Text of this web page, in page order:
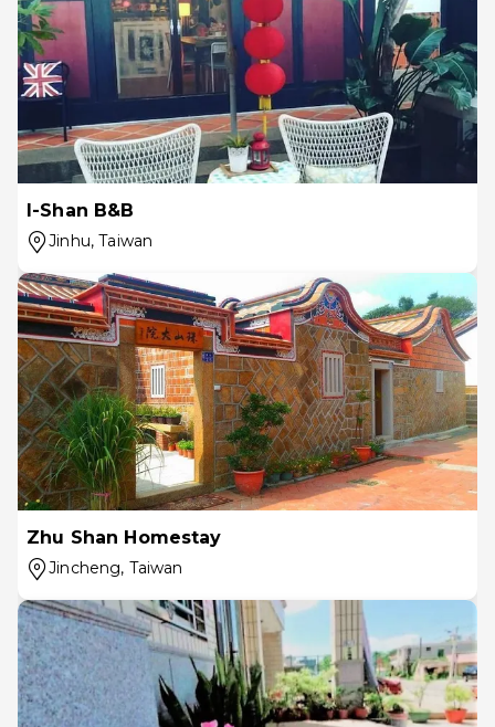
I-Shan B&B
Jinhu, Taiwan
Zhu Shan Homestay
Jincheng, Taiwan